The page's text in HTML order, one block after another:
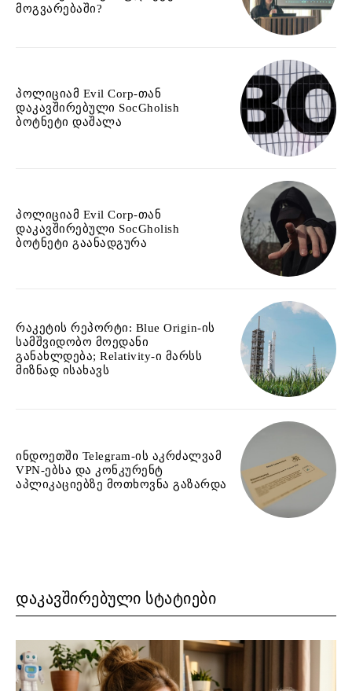
მოგვარებაში?
პოლიციამ Evil Corp-თან
დაკავშირებული SocGholish
ბოტნეტი დაშალა
პოლიციამ Evil Corp-თან
დაკავშირებული SocGholish
ბოტნეტი გაანადგურა
რაკეტის რეპორტი: Blue Origin-ის
სამშვიდობო მოედანი
განახლდება; Relativity-ი მარსს
მიზნად ისახავს
ინდოეთში Telegram-ის აკრძალვამ
VPN-ებსა და კონკურენტ
აპლიკაციებზე მოთხოვნა გაზარდა
ᲓᲐᲙᲐᲕᲨᲘᲠᲔᲑᲣᲚᲘ ᲡᲢᲐᲢᲘᲔᲑᲘ